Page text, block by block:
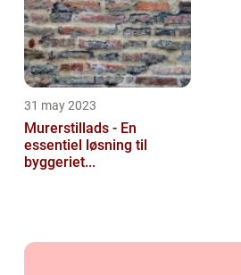
31 may 2023
Murerstillads - En
essentiel løsning til
byggeriet...